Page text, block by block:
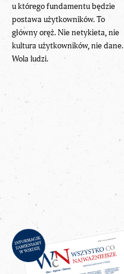
u którego fundamentu będzie
postawa użytkowników. To
główny oręż. Nie netykieta, nie
kultura użytkowników, nie dane.
Wola ludzi.